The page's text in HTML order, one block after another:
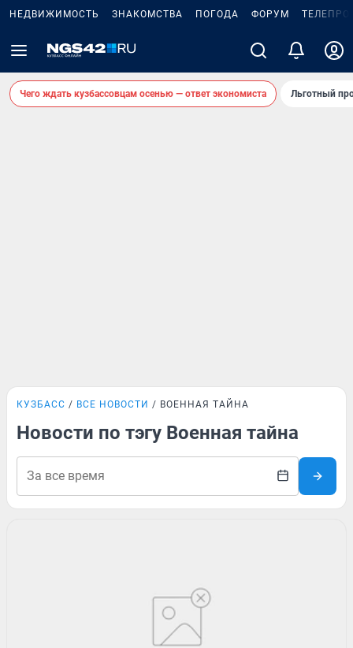
НЕДВИЖИМОСТЬ ЗНАКОМСТВА ПОГОДА ФОРУМ
Чего ждать кузбассовцам осенью — ответ экономиста Льготный
КУЗБАСС ВСЕ НОВОСТИ ВОЕННАЯ ТАЙНА
Новости по тэгу Военная тайна